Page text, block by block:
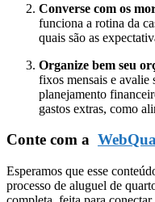
Converse com os
funciona a rotina da
quais são as
Organize bem seu
fixos mensais e avalie
planejamento
gastos extras, como
Conte com a
Esperamos que esse
processo de aluguel de